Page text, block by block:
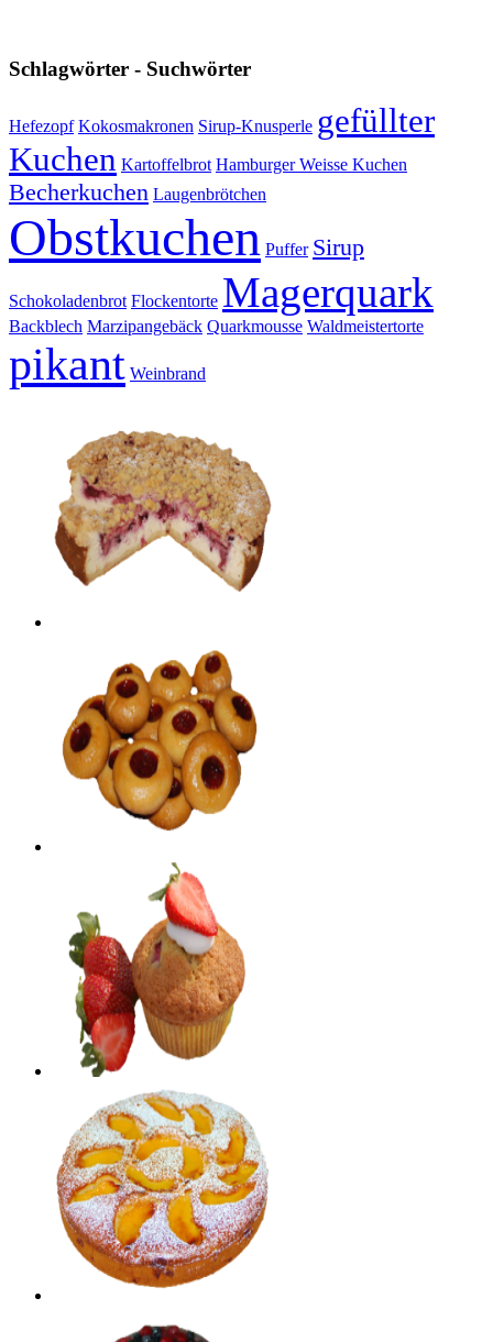
Schlagwörter - Suchwörter
Hefezopf Kokosmakronen Sirup-Knusperle gefüllter
Kuchen Kartoffelbrot Hamburger Weisse Kuchen
Becherkuchen Laugenbrötchen
Obstkuchen Puffer Sirup
Schokoladenbrot Flockentorte Magerquark
Backblech Marzipangebäck Quarkmousse Waldmeistertorte
pikant Weinbrand